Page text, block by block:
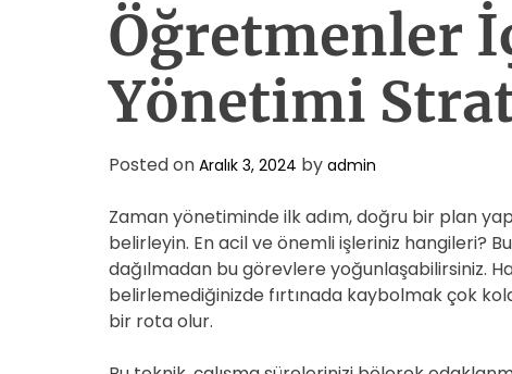
Öğretmenler
Yönetimi
Posted on Aralık 3, 2024 by admin
Zaman yönetiminde ilk adım, doğru bir plan
belirleyin. En acil ve önemli işleriniz hangileri?
dağılmadan bu görevlere yoğunlaşabilirsiniz.
belirlemediğinizde fırtınada kaybolmak çok
bir rota olur.